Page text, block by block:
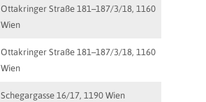
Ottakringer Straße 181–187/3/18, 1160
Wien
Ottakringer Straße 181–187/3/18, 1160
Wien
Schegargasse 16/17, 1190 Wien